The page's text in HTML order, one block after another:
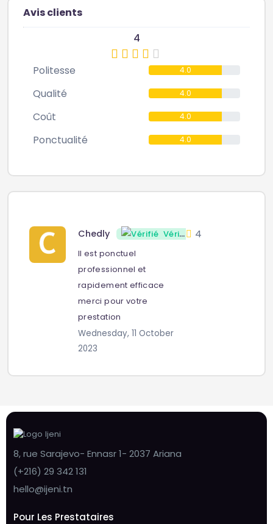
Avis clients
4
Politesse 4.0
Qualité 4.0
Coût 4.0
Ponctualité 4.0
Chedly Vérifié 4
Il est ponctuel
professionnel et
rapidement efficace
merci pour votre
prestation
Wednesday, 11 October
2023
8, rue Sarajevo- Ennasr 1- 2037 Ariana
(+216) 29 342 131
hello@ijeni.tn
Pour Les Prestataires